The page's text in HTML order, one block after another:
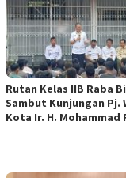
Rutan Kelas IIB Raba
Sambut Kunjungan Pj.
Kota Ir. H. Mohammad